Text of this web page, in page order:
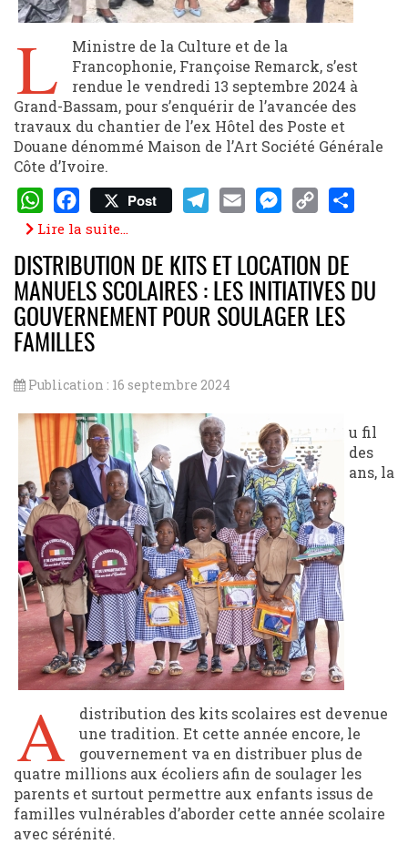
L
Ministre de la Culture et de la
Francophonie, Françoise Remarck, s’est
rendue le vendredi 13 septembre 2024 à
Grand-Bassam, pour s’enquérir de l’avancée des
travaux du chantier de l’ex Hôtel des Poste et
Douane dénommé Maison de l’Art Société Générale
Côte d’Ivoire.
WhatsApp
Facebook
Post
Link
Lire la suite...
DISTRIBUTION DE KITS ET LOCATION DE
MANUELS SCOLAIRES : LES INITIATIVES DU
GOUVERNEMENT POUR SOULAGER LES
FAMILLES
Publication : 16 septembre 2024
A
u fil
des
ans, la
distribution des kits scolaires est devenue
une tradition. Et cette année encore, le
gouvernement va en distribuer plus de
quatre millions aux écoliers afin de soulager les
parents et surtout permettre aux enfants issus de
familles vulnérables d’aborder cette année scolaire
avec sérénité.